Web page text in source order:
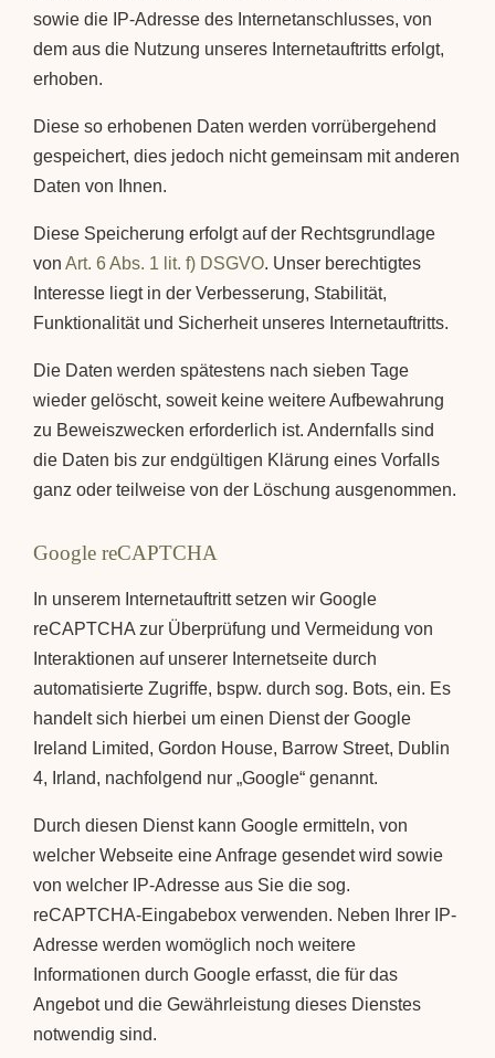
sowie die IP-Adresse des Internetanschlusses, von
dem aus die Nutzung unseres Internetauftritts erfolgt,
erhoben.
Diese so erhobenen Daten werden vorrübergehend
gespeichert, dies jedoch nicht gemeinsam mit anderen
Daten von Ihnen.
Diese Speicherung erfolgt auf der Rechtsgrundlage
von Art. 6 Abs. 1 lit. f) DSGVO. Unser berechtigtes
Interesse liegt in der Verbesserung, Stabilität,
Funktionalität und Sicherheit unseres Internetauftritts.
Die Daten werden spätestens nach sieben Tage
wieder gelöscht, soweit keine weitere Aufbewahrung
zu Beweiszwecken erforderlich ist. Andernfalls sind
die Daten bis zur endgültigen Klärung eines Vorfalls
ganz oder teilweise von der Löschung ausgenommen.
Google reCAPTCHA
In unserem Internetauftritt setzen wir Google
reCAPTCHA zur Überprüfung und Vermeidung von
Interaktionen auf unserer Internetseite durch
automatisierte Zugriffe, bspw. durch sog. Bots, ein. Es
handelt sich hierbei um einen Dienst der Google
Ireland Limited, Gordon House, Barrow Street, Dublin
4, Irland, nachfolgend nur „Google“ genannt.
Durch diesen Dienst kann Google ermitteln, von
welcher Webseite eine Anfrage gesendet wird sowie
von welcher IP-Adresse aus Sie die sog.
reCAPTCHA-Eingabebox verwenden. Neben Ihrer IP-
Adresse werden womöglich noch weitere
Informationen durch Google erfasst, die für das
Angebot und die Gewährleistung dieses Dienstes
notwendig sind.